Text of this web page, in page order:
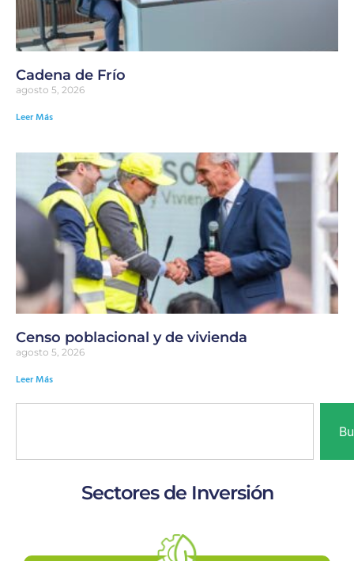
Cadena de Frío
agosto 5, 2026
Leer Más
Censo poblacional y de vivienda
agosto 5, 2026
Leer Más
Sectores de Inversión